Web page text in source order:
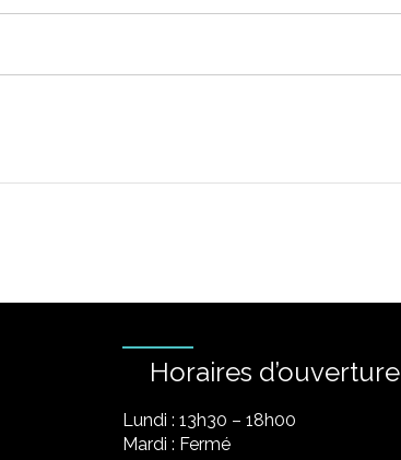
Horaires d’ouverture
Lundi : 13h30 – 18h00
Mardi : Fermé